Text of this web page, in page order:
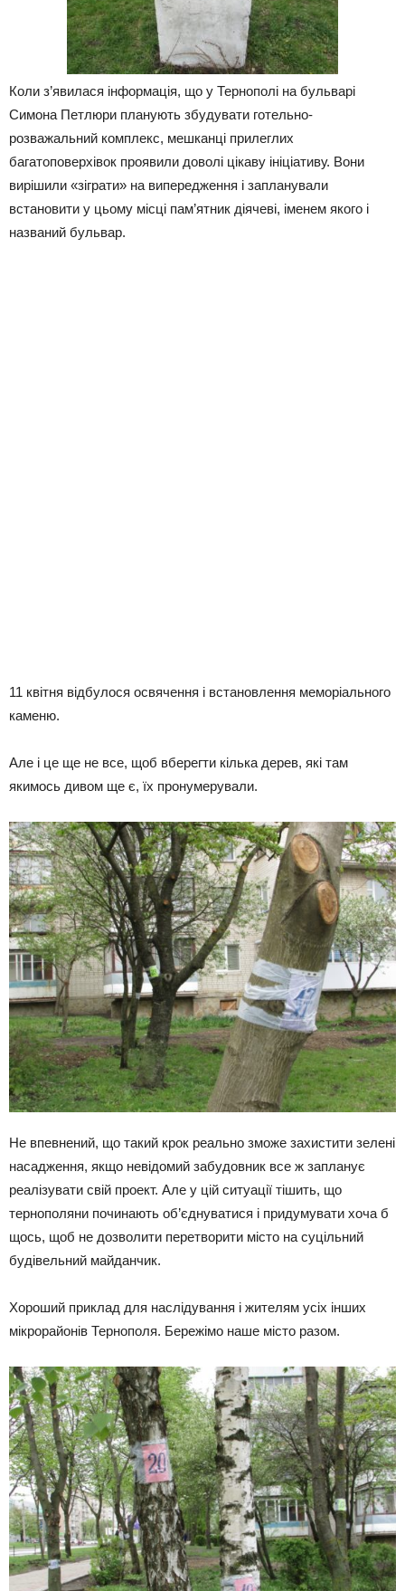
Коли з’явилася інформація, що у Тернополі на бульварі
Симона Петлюри планують збудувати готельно-
розважальний комплекс, мешканці прилеглих
багатоповерхівок проявили доволі цікаву ініціативу. Вони
вирішили «зіграти» на випередження і запланували
встановити у цьому місці пам’ятник діячеві, іменем якого і
названий бульвар.
11 квітня відбулося освячення і встановлення меморіального
каменю.
Але і це ще не все, щоб вберегти кілька дерев, які там
якимось дивом ще є, їх пронумерували.
Не впевнений, що такий крок реально зможе захистити зелені
насадження, якщо невідомий забудовник все ж запланує
реалізувати свій проект. Але у цій ситуації тішить, що
тернополяни починають об’єднуватися і придумувати хоча б
щось, щоб не дозволити перетворити місто на суцільний
будівельний майданчик.
Хороший приклад для наслідування і жителям усіх інших
мікрорайонів Тернополя. Бережімо наше місто разом.